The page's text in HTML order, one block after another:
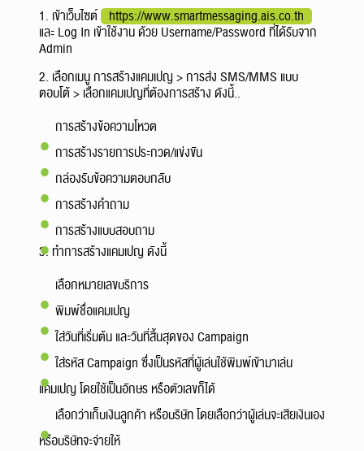
1. เข้าเว็บไซต์ https://www.smartmessaging.ais.co.th
และ Log In เข้าใช้งาน ด้วย Username/Password ที่ได้รับจาก
Admin
2. เลือกเมนู การสร้างแคมเปญ > การส่ง SMS/MMS แบบ
ตอบโต้ > เลือกแคมเปญที่ต้องการสร้าง ดังนี้..
การสร้างข้อความโหวต
การสร้างรายการประกวด/แข่งขัน
กล่องรับข้อความตอบกลับ
การสร้างคำถาม
การสร้างแบบสอบถาม
3. ทำการสร้างแคมเปญ ดังนี้
เลือกหมายเลขบริการ
พิมพ์ชื่อแคมเปญ
ใส่วันที่เริ่มต้น และวันที่สิ้นสุดของ Campaign
ใส่รหัส Campaign ซึ่งเป็นรหัสที่ผู้เล่นใช้พิมพ์เข้ามาเล่น
แคมเปญ โดยใช้เป็นอักษร หรือตัวเลขก็ได้
เลือกว่าเก็บเงินลูกค้า หรือบริษัท โดยเลือกว่าผู้เล่นจะเสียเงินเอง
หรือบริษัทจะจ่ายให้